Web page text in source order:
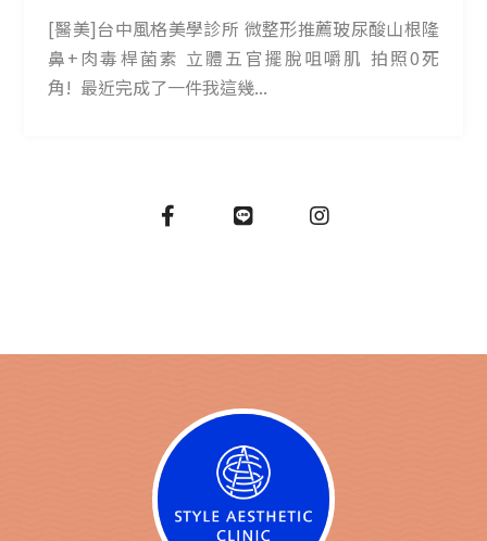
[醫美]台中風格美學診所 微整形推薦玻尿酸山根隆
鼻+肉毒桿菌素 立體五官擺脫咀嚼肌 拍照0死
角! 最近完成了一件我這幾...